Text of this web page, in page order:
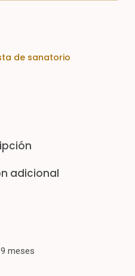
de sanatorio
adicional
meses